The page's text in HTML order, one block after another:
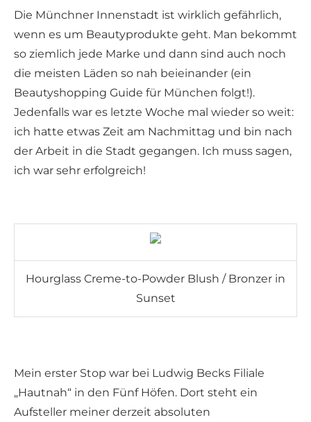
Die Münchner Innenstadt ist wirklich gefährlich,
wenn es um Beautyprodukte geht. Man bekommt
so ziemlich jede Marke und dann sind auch noch
die meisten Läden so nah beieinander (ein
Beautyshopping Guide für München folgt!).
Jedenfalls war es letzte Woche mal wieder so weit:
ich hatte etwas Zeit am Nachmittag und bin nach
der Arbeit in die Stadt gegangen. Ich muss sagen,
ich war sehr erfolgreich!
Hourglass Creme-to-Powder Blush / Bronzer in
Sunset
Mein erster Stop war bei Ludwig Becks Filiale
„Hautnah“ in den Fünf Höfen. Dort steht ein
Aufsteller meiner derzeit absoluten